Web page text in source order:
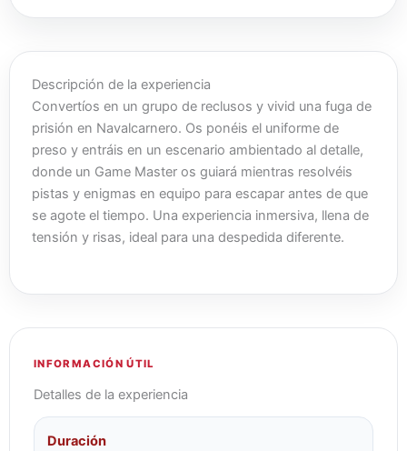
Descripción de la experiencia
Convertíos en un grupo de reclusos y vivid una fuga de
prisión en Navalcarnero. Os ponéis el uniforme de
preso y entráis en un escenario ambientado al detalle,
donde un Game Master os guiará mientras resolvéis
pistas y enigmas en equipo para escapar antes de que
se agote el tiempo. Una experiencia inmersiva, llena de
tensión y risas, ideal para una despedida diferente.
INFORMACIÓN ÚTIL
Detalles de la experiencia
Duración